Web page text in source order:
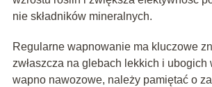
nie składników mineralnych.
Regularne wapnowanie ma kluczowe
zwłaszcza na glebach lekkich i ubogich
wapno nawozowe, należy pamiętać o